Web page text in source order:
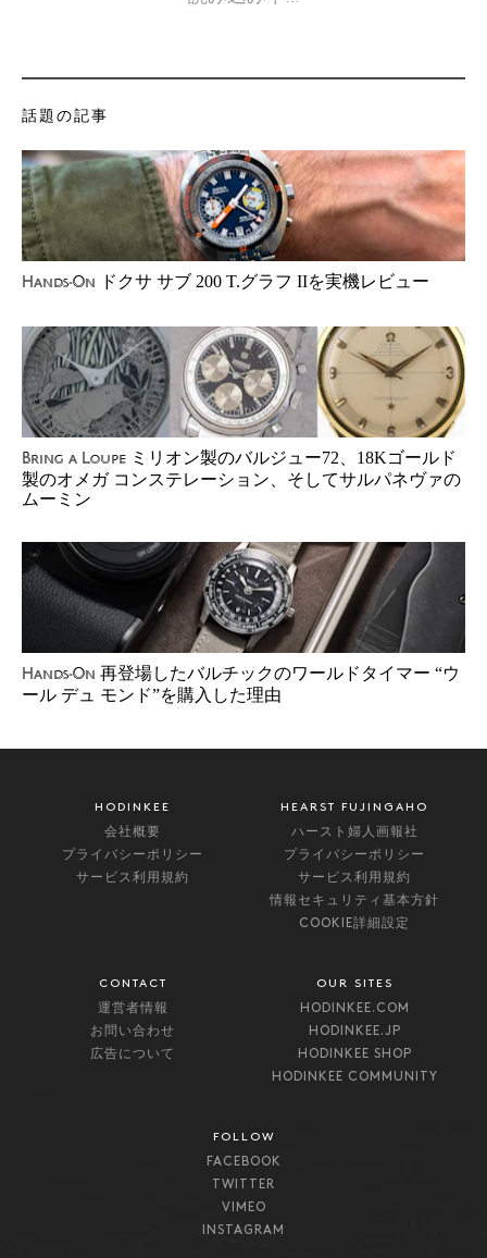
話題の記事
Hands-On ドクサ サブ 200 T.グラフ IIを実機レビュー
Bring a Loupe ミリオン製のバルジュー72、18Kゴールド
製のオメガ コンステレーション、そしてサルパネヴァの
ムーミン
Hands-On 再登場したバルチックのワールドタイマー “ウ
ール デュ モンド”を購入した理由
HODINKEE
会社概要
プライバシーポリシー
サービス利用規約
HEARST FUJINGAHO
ハースト婦人画報社
プライバシーポリシー
サービス利用規約
情報セキュリティ基本方針
COOKIE詳細設定
CONTACT
運営者情報
お問い合わせ
広告について
OUR SITES
HODINKEE.COM
HODINKEE.JP
HODINKEE SHOP
HODINKEE COMMUNITY
FOLLOW
FACEBOOK
TWITTER
VIMEO
INSTAGRAM